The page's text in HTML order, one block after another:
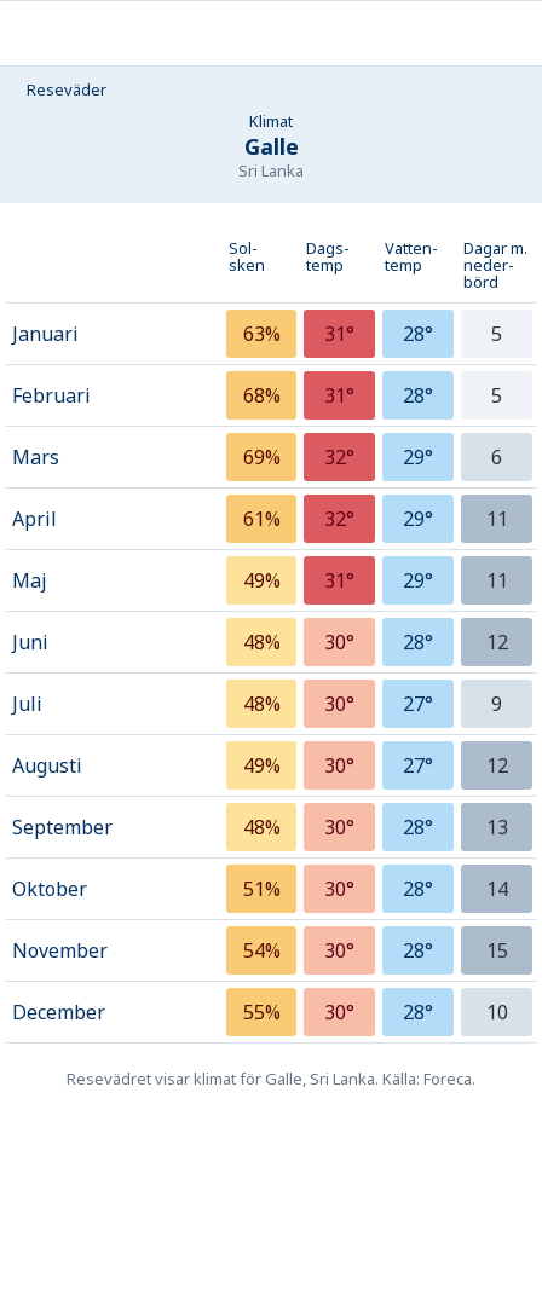
Reseväder
Klimat
Galle
Sri Lanka
Sol-
sken
Dags-
temp
Vatten-
temp
Dagar m.
neder­
börd
Januari 63% 31° 28° 5
Februari 68% 31° 28° 5
Mars 69% 32° 29° 6
April 61% 32° 29° 11
Maj 49% 31° 29° 11
Juni 48% 30° 28° 12
Juli 48% 30° 27° 9
Augusti 49% 30° 27° 12
September 48% 30° 28° 13
Oktober 51% 30° 28° 14
November 54% 30° 28° 15
December 55% 30° 28° 10
Resevädret visar klimat för Galle, Sri Lanka. Källa: Foreca.